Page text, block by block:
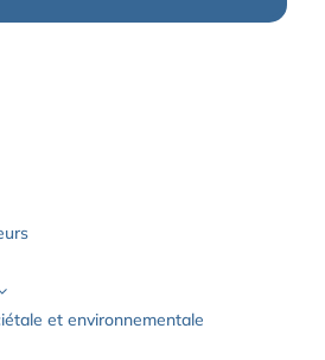
et environnementale